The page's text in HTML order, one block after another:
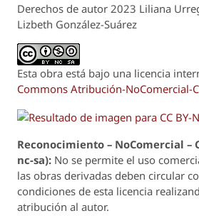
Derechos de autor 2023 Liliana
Lizbeth González-Suárez
Esta obra está bajo una licencia
Commons Atribución-NoComercial-
Reconocimiento – NoComercial –
nc-sa): No se permite el uso
las obras derivadas deben circular
condiciones de esta licencia
atribución al autor.